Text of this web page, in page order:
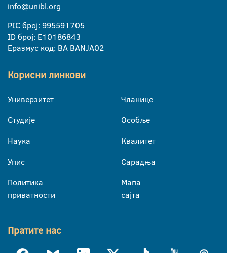
info@unibl.org
PIC број: 995591705
ID број: E10186843
Еразмус код: BA BANJA02
Корисни линкови
Универзитет
Студије
Наука
Упис
Политика
приватности
Чланице
Особље
Квалитет
Сарадња
Мапа
сајта
Пратите нас